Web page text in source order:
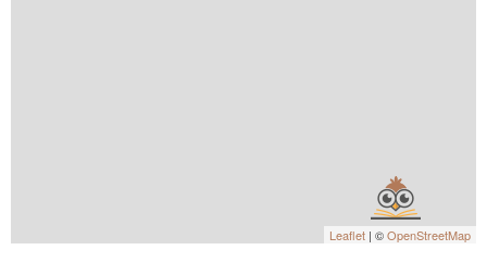
Leaflet | ©OpenStreetMap